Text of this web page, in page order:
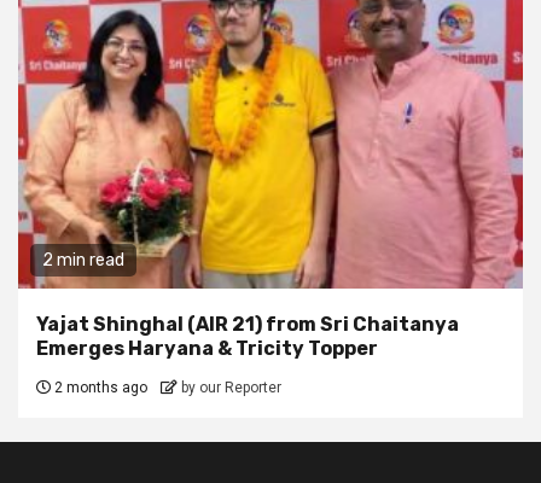
2 min read
Yajat Shinghal (AIR 21) from Sri Chaitanya
Emerges Haryana & Tricity Topper
2 months ago by our Reporter